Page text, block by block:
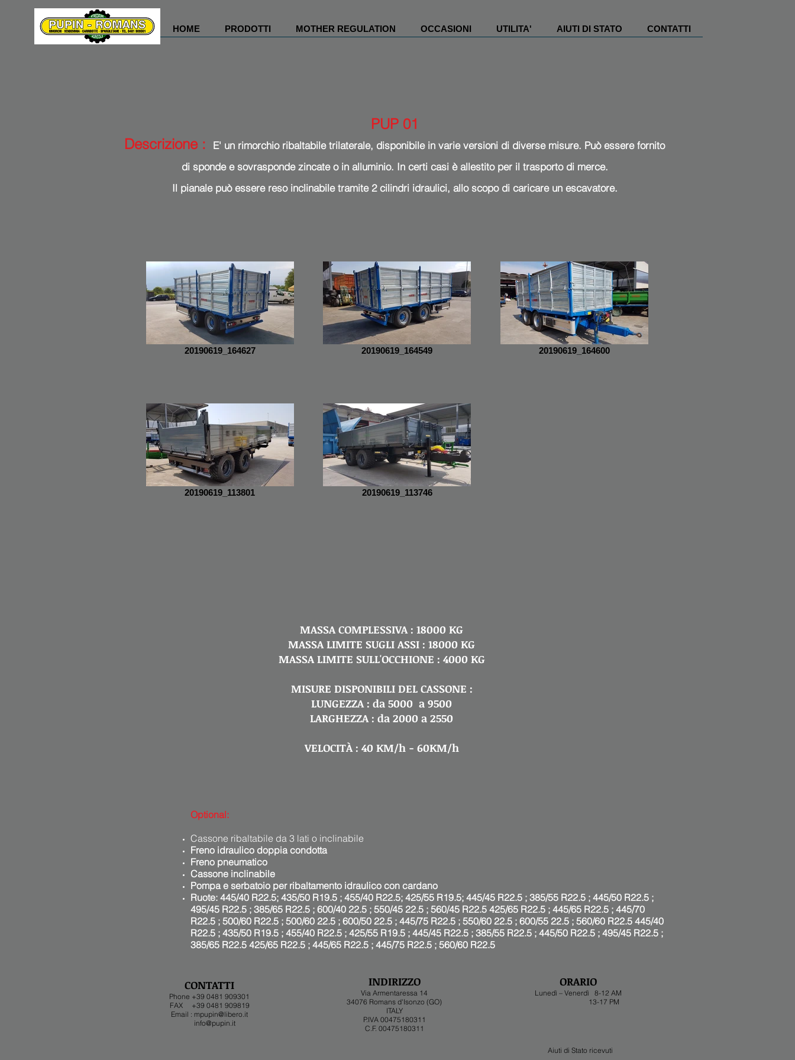
HOME PRODOTTI MOTHER REGULATION OCCASIONI UTILITA' AIUTI DI STATO CONTATTI
PUP 01
Descrizione :
E' un rimorchio ribaltabile trilaterale, disponibile in varie versioni di diverse misure. Può essere fornito
di sponde e sovrasponde zincate o in alluminio. In certi casi è allestito per il trasporto di merce.
Il pianale può essere reso inclinabile tramite 2 cilindri idraulici, allo scopo di caricare un escavatore.
20190619_164627 20190619_164549 20190619_164600
20190619_113801 20190619_113746
MASSA COMPLESSIVA : 18000 KG
MASSA LIMITE SUGLI ASSI : 18000 KG
MASSA LIMITE SULL'OCCHIONE : 4000 KG
MISURE DISPONIBILI DEL CASSONE :
LUNGEZZA : da 5000 a 9500
LARGHEZZA : da 2000 a 2550
VELOCITÀ : 40 KM/h - 60KM/h
Optional:
Cassone ribaltabile da 3 lati o inclinabile
Freno idraulico doppia condotta
Freno pneumatico
Cassone inclinabile
Pompa e serbatoio per ribaltamento idraulico con cardano
Ruote: 445/40 R22.5; 435/50 R19.5 ; 455/40 R22.5; 425/55 R19.5; 445/45 R22.5 ; 385/55 R22.5 ; 445/50 R22.5 ;
495/45 R22.5 ; 385/65 R22.5 ; 600/40 22.5 ; 550/45 22.5 ; 560/45 R22.5 425/65 R22.5 ; 445/65 R22.5 ; 445/70
R22.5 ; 500/60 R22.5 ; 500/60 22.5 ; 600/50 22.5 ; 445/75 R22.5 ; 550/60 22.5 ; 600/55 22.5 ; 560/60 R22.5 445/40
R22.5 ; 435/50 R19.5 ; 455/40 R22.5 ; 425/55 R19.5 ; 445/45 R22.5 ; 385/55 R22.5 ; 445/50 R22.5 ; 495/45 R22.5 ;
385/65 R22.5 425/65 R22.5 ; 445/65 R22.5 ; 445/75 R22.5 ; 560/60 R22.5
CONTATTI
Phone +39 0481 909301
FAX +39 0481 909819
Email : mpupin@libero.it
info@pupin.it
INDIRIZZO
Via Armentaressa 14
34076 Romans d'Isonzo (GO)
ITALY
P.IVA 00475180311
C.F. 00475180311
ORARIO
Lunedì – Venerdì 8-12 AM
13-17 PM
Aiuti di Stato ricevuti